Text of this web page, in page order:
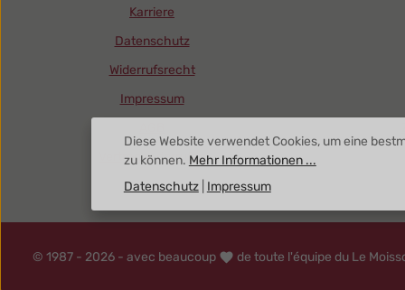
Karriere
Datenschutz
Widerrufsrecht
Impressum
Vertrag widerrufen
© 1987 - 2026 - avec beaucoup de toute l'équipe du Le
Diese Website verwendet Cookies, um eine
zu können. Mehr Informationen ...
Datenschutz| Impressum